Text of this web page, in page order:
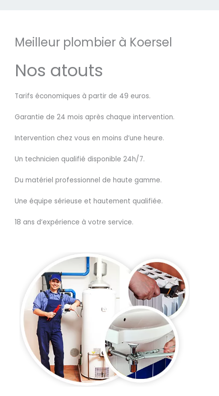
Meilleur plombier à Koersel
Nos atouts
Tarifs économiques à partir de 49 euros.
Garantie de 24 mois après chaque intervention.
Intervention chez vous en moins d’une heure.
Un technicien qualifié disponible 24h/7.
Du matériel professionnel de haute gamme.
Une équipe sérieuse et hautement qualifiée.
18 ans d’expérience à votre service.